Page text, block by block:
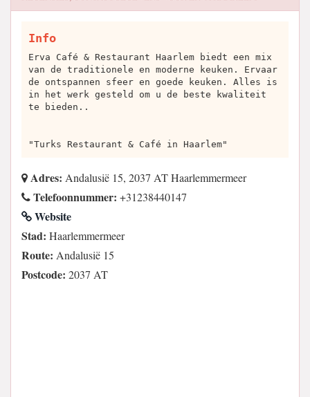
Info
Erva Café & Restaurant Haarlem biedt een mix
van de traditionele en moderne keuken. Ervaar
de ontspannen sfeer en goede keuken. Alles is
in het werk gesteld om u de beste kwaliteit
te bieden..
"Turks Restaurant & Café in Haarlem"
Adres: Andalusië 15, 2037 AT Haarlemmermeer
Telefoonnummer: +31238440147
Website
Stad: Haarlemmermeer
Route: Andalusië 15
Postcode: 2037 AT